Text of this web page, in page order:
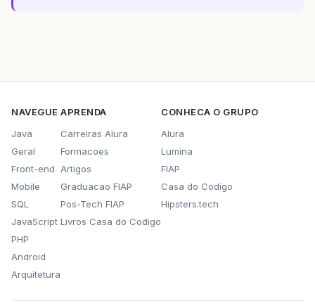
NAVEGUE
Java
Geral
Front-end
Mobile
SQL
JavaScript
PHP
Android
Arquitetura
APRENDA
Carreiras Alura
Formacoes
Artigos
Graduacao FIAP
Pos-Tech FIAP
Livros Casa do Codigo
CONHECA O GRUPO
Alura
Lumina
FIAP
Casa do Codigo
Hipsters.tech